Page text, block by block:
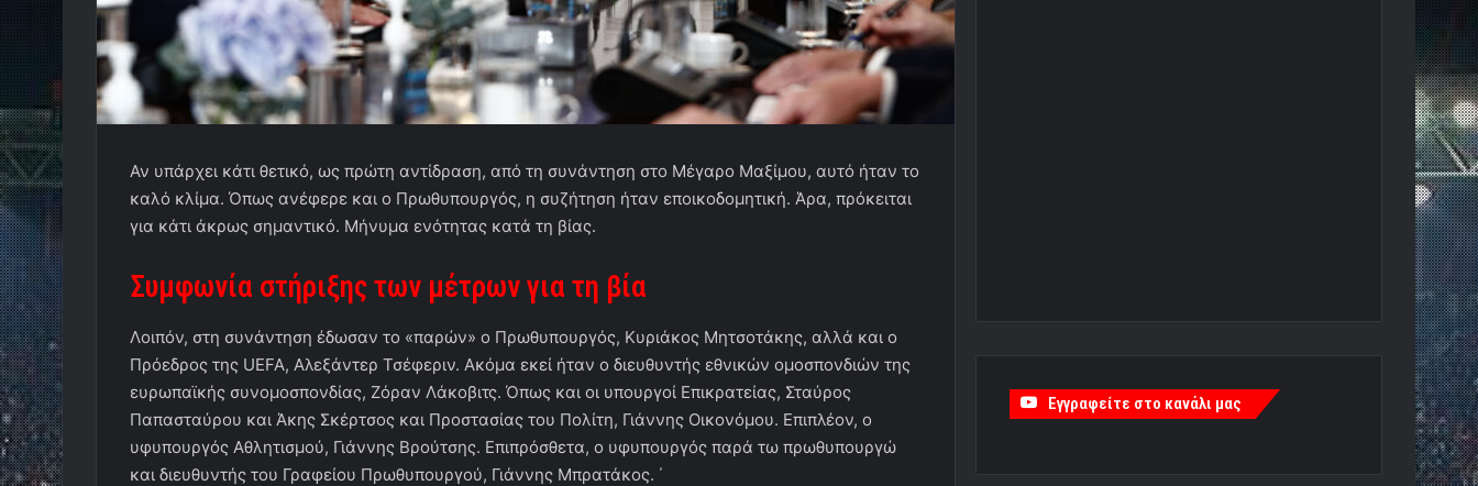
Αν υπάρχει κάτι θετικό, ως πρώτη αντίδραση, από τη συνάντηση στο Μέγαρο Μαξίμου, αυτό ήταν το
καλό κλίμα. Όπως ανέφερε και ο Πρωθυπουργός, η συζήτηση ήταν εποικοδομητική. Άρα, πρόκειται
για κάτι άκρως σημαντικό. Μήνυμα ενότητας κατά τη βίας.
Συμφωνία στήριξης των μέτρων για τη βία
Λοιπόν, στη συνάντηση έδωσαν το «παρών» ο Πρωθυπουργός, Κυριάκος Μητσοτάκης, αλλά και ο
Πρόεδρος της UEFA, Αλεξάντερ Τσέφεριν. Ακόμα εκεί ήταν ο διευθυντής εθνικών ομοσπονδιών της
ευρωπαϊκής συνομοσπονδίας, Ζόραν Λάκοβιτς. Όπως και οι υπουργοί Επικρατείας, Σταύρος
Παπασταύρου και Άκης Σκέρτσος και Προστασίας του Πολίτη, Γιάννης Οικονόμου. Επιπλέον, ο
υφυπουργός Αθλητισμού, Γιάννης Βρούτσης. Επιπρόσθετα, ο υφυπουργός παρά τω πρωθυπουργώ
και διευθυντής του Γραφείου Πρωθυπουργού, Γιάννης Μπρατάκος. ΄
Εγγραφείτε στο κανάλι μας